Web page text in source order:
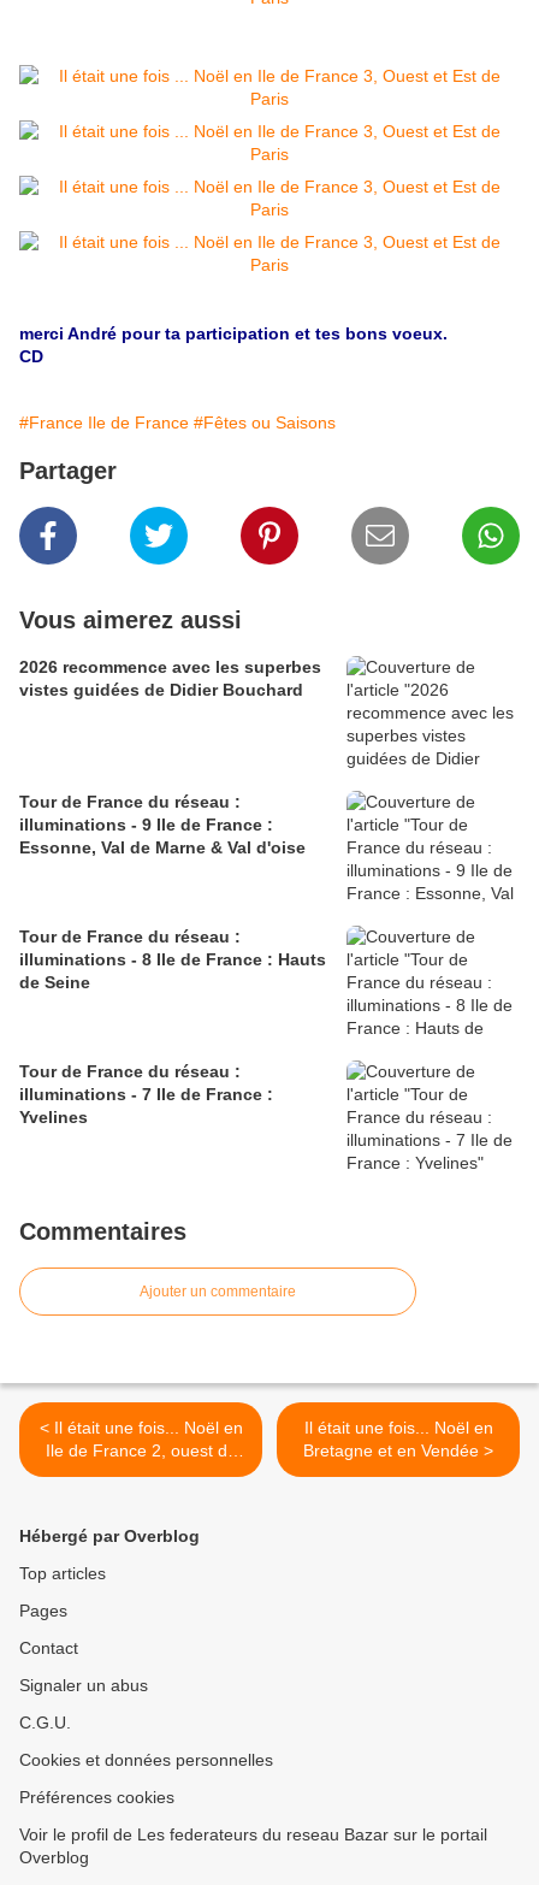
merci André pour ta participation et tes bons voeux.
CD
#France Ile de France #Fêtes ou Saisons
Partager
Vous aimerez aussi
2026 recommence avec les superbes
vistes guidées de Didier Bouchard
Tour de France du réseau :
illuminations - 9 Ile de France :
Essonne, Val de Marne & Val d'oise
Tour de France du réseau :
illuminations - 8 Ile de France : Hauts
de Seine
Tour de France du réseau :
illuminations - 7 Ile de France :
Yvelines
Commentaires
Ajouter un commentaire
< Il était une fois... Noël en
Ile de France 2, ouest de
Paris
Il était une fois... Noël en
Bretagne et en Vendée >
Hébergé par Overblog
Top articles
Pages
Contact
Signaler un abus
C.G.U.
Cookies et données personnelles
Préférences cookies
Voir le profil de Les federateurs du reseau Bazar sur le portail
Overblog